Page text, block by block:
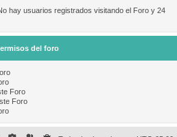
hay usuarios registrados visitando el Foro y 24
del foro
Foro
Foro